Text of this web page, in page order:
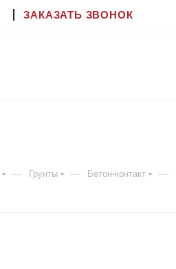
ЗАКАЗАТЬ ЗВОНОК
— Грунты — Бетон-контакт —